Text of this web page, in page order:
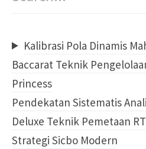
Kalibrasi Pola Dinamis
Baccarat Teknik
Princess
Pendekatan Sistematis
Deluxe Teknik Pemetaan
Strategi Sicbo Modern